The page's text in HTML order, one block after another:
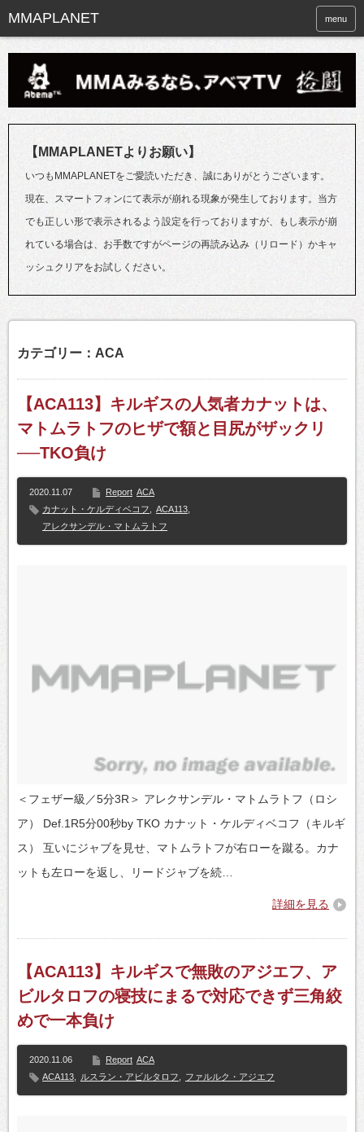
menu
【MMAPLANETよりお願い】
いつもMMAPLANETをご愛読いただき、誠にありがとうございます。
現在、スマートフォンにて表示が崩れる現象が発生しております。当方
でも正しい形で表示されるよう設定を行っておりますが、もし表示が崩
れている場合は、お手数ですがページの再読み込み（リロード）かキャ
ッシュクリアをお試しください。
カテゴリー：ACA
【ACA113】キルギスの人気者カナットは、
マトムラトフのヒザで額と目尻がザックリ
──TKO負け
2020.11.07 Report ACA
カナット・ケルディベコフ
ACA113
アレクサンデル・マトムラトフ
＜フェザー級／5分3R＞ アレクサンデル・マトムラトフ（ロシ
ア） Def.1R5分00秒by TKO カナット・ケルディベコフ（キルギ
ス） 互いにジャブを見せ、マトムラトフが右ローを蹴る。カナ
ットも左ローを返し、リードジャブを続…
詳細を見る
【ACA113】キルギスで無敗のアジエフ、ア
ビルタロフの寝技にまるで対応できず三角絞
めで一本負け
2020.11.06 Report ACA
ACA113
ルスラン・アビルタロフ ファルルク・アジエフ